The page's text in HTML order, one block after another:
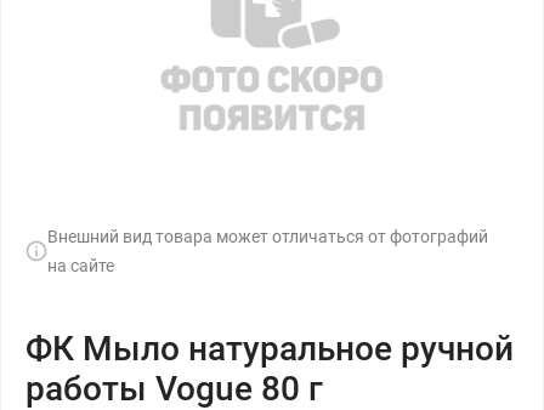
Внешний вид товара может отличаться от фотографий
на сайте
ФК Мыло натуральное ручной
работы Vogue 80 г